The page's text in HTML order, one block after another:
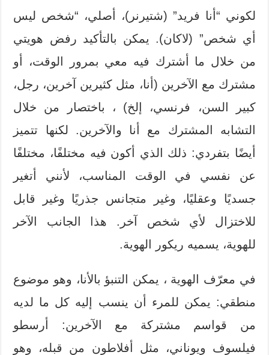
لكوني “أنا فريد” (شتيرنر)، أصلي، “شخص ليس
أي شخص” (لاكان). يمكن بالتأكيد رفض هويتي
من خلال ما أشترك فيه معي بمرور الوقت، أو
مشترك مع الآخرين (أنا، مثل كثيرين آخرين، رجل،
كبير السن، فرنسي، إلخ) ، باختصار من خلال
التشابه المشترك مع أنا والآخرين. لكنها تتميز
أيضًا بتفردي: ذلك الذي أكون فيه مختلفًا، مختلفًا
عن نفسي في الوقت المناسب، لأنني أتغير
جسديًا وعقليًا، وغير متجانس جذريًا وغير قابل
للاختزال لأي شخص آخر. هذا الجانب الآخر
للهوية، يسميه ريكور الهوية.
في معرّف الهوية ، يمكن التنبؤ بالأنا، وهو موضوع
منطقي: يمكن للمرء أن ينسب إليه كل ما لديه
من قواسم مشتركة مع الآخرين: أرسطو
فيلسوف ويوناني، مثل أفلاطون من قبله، وهو